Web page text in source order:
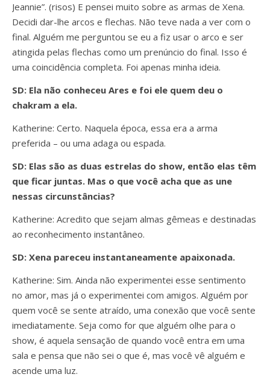
Jeannie”. (risos) E pensei muito sobre as armas de Xena.
Decidi dar-lhe arcos e flechas. Não teve nada a ver com o
final. Alguém me perguntou se eu a fiz usar o arco e ser
atingida pelas flechas como um prenúncio do final. Isso é
uma coincidência completa. Foi apenas minha ideia.
SD: Ela não conheceu Ares e foi ele quem deu o
chakram a ela.
Katherine: Certo. Naquela época, essa era a arma
preferida – ou uma adaga ou espada.
SD: Elas são as duas estrelas do show, então elas têm
que ficar juntas. Mas o que você acha que as une
nessas circunstâncias?
Katherine: Acredito que sejam almas gêmeas e destinadas
ao reconhecimento instantâneo.
SD: Xena pareceu instantaneamente apaixonada.
Katherine: Sim. Ainda não experimentei esse sentimento
no amor, mas já o experimentei com amigos. Alguém por
quem você se sente atraído, uma conexão que você sente
imediatamente. Seja como for que alguém olhe para o
show, é aquela sensação de quando você entra em uma
sala e pensa que não sei o que é, mas você vê alguém e
acende uma luz.